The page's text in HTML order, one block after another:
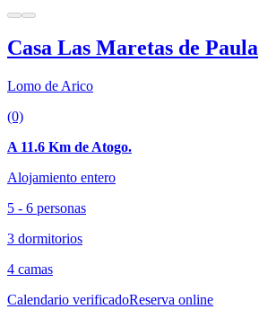
Casa Las Maretas de Paula
Lomo de Arico
(0)
A 11.6 Km de Atogo.
Alojamiento entero
5 - 6 personas
3 dormitorios
4 camas
Calendario verificadoReserva online